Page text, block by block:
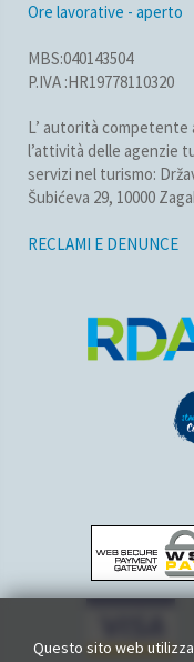
Ore lavorative - aperto
MBS:040143504
P.IVA :HR19778110320
L’ autorità
l’attività delle agenzie
servizi nel turismo:
Šubićeva 29, 10000
RECLAMI E DENUNCE
Questo sito web